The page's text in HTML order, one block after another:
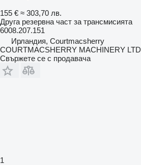
155 € ≈ 303,70 лв.
Друга резервна част за трансмисията
6008.207.151
Ирландия, Courtmacsherry
COURTMACSHERRY MACHINERY LTD
Свържете се с продавача
1